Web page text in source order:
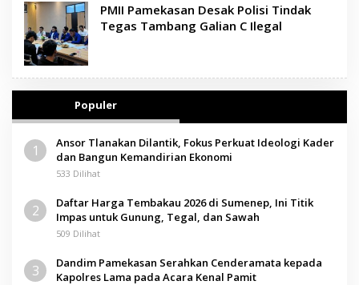
PMII Pamekasan Desak Polisi Tindak
Tegas Tambang Galian C Ilegal
Populer
1
Ansor Tlanakan Dilantik, Fokus Perkuat Ideologi Kader
dan Bangun Kemandirian Ekonomi
533 Dilihat
2
Daftar Harga Tembakau 2026 di Sumenep, Ini Titik
Impas untuk Gunung, Tegal, dan Sawah
509 Dilihat
3
Dandim Pamekasan Serahkan Cenderamata kepada
Kapolres Lama pada Acara Kenal Pamit